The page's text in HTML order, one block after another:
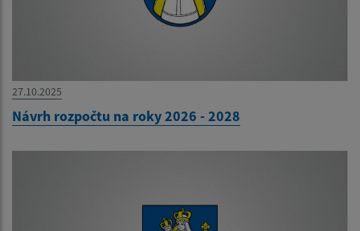
27.10.2025
Návrh rozpočtu na roky 2026 - 2028